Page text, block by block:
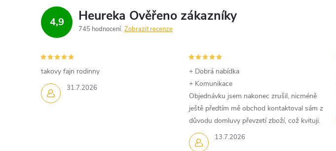
d
a
c
í
p
4,9
745 hodnocení Zobrazit recenze
31.7.2026
takovy fajn rodinny
13.7.2026
+ Dobrá nabídka
+ Komunikace
Objednávku jsem nakonec zrušil, nicméně
ještě předtím mě obchod kontaktoval sám z
důvodu domluvy převzetí zboží, což kvituji.